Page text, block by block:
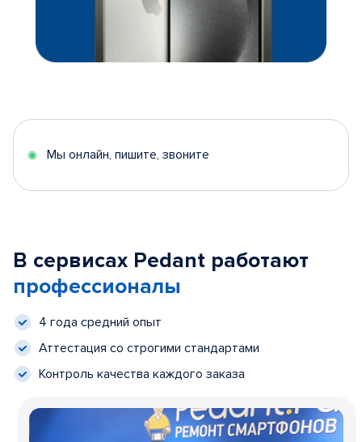
Мы онлайн, пишите, звоните
В сервисах Pedant работают
профессионалы
4 года средний опыт
Аттестация со строгими стандартами
Контроль качества каждого заказа